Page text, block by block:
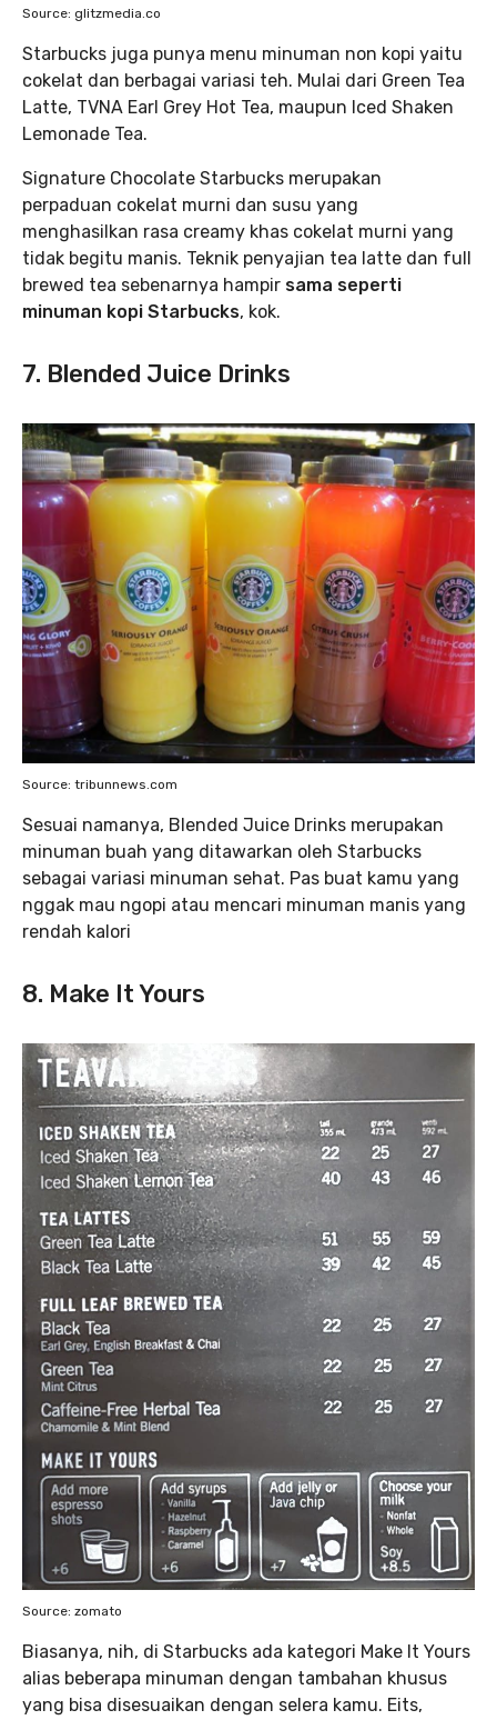
Source: glitzmedia.co
Starbucks juga punya menu minuman non kopi yaitu
cokelat dan berbagai variasi teh. Mulai dari Green Tea
Latte, TVNA Earl Grey Hot Tea, maupun Iced Shaken
Lemonade Tea.
Signature Chocolate Starbucks merupakan
perpaduan cokelat murni dan susu yang
menghasilkan rasa creamy khas cokelat murni yang
tidak begitu manis. Teknik penyajian tea latte dan full
brewed tea sebenarnya hampir sama seperti
minuman kopi Starbucks, kok.
7. Blended Juice Drinks
Source: tribunnews.com
Sesuai namanya, Blended Juice Drinks merupakan
minuman buah yang ditawarkan oleh Starbucks
sebagai variasi minuman sehat. Pas buat kamu yang
nggak mau ngopi atau mencari minuman manis yang
rendah kalori
8. Make It Yours
Source: zomato
Biasanya, nih, di Starbucks ada kategori Make It Yours
alias beberapa minuman dengan tambahan khusus
yang bisa disesuaikan dengan selera kamu. Eits,